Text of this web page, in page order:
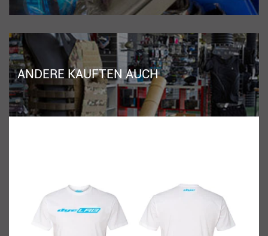
ANDERE KAUFTEN AUCH